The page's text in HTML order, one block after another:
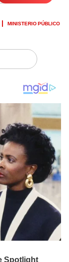
MINISTERIO PÚBLICO